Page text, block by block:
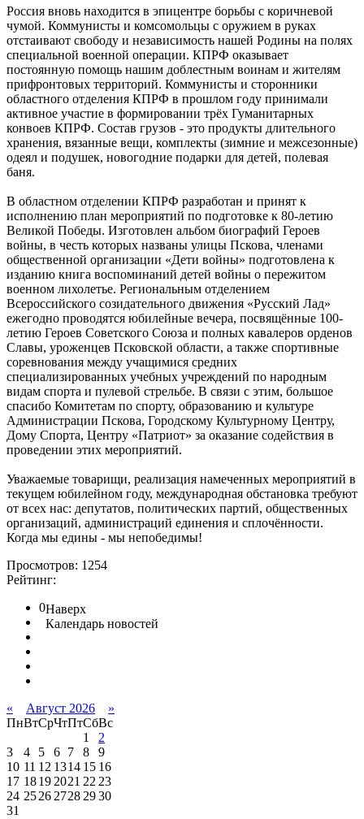
Россия вновь находится в эпицентре борьбы с коричневой
чумой. Коммунисты и комсомольцы с оружием в руках
отстаивают свободу и независимость нашей Родины на полях
специальной военной операции. КПРФ оказывает
постоянную помощь нашим доблестным воинам и жителям
прифронтовых территорий. Коммунисты и сторонники
областного отделения КПРФ в прошлом году принимали
активное участие в формировании трёх Гуманитарных
конвоев КПРФ. Состав грузов - это продукты длительного
хранения, вязанные вещи, комплекты (зимние и межсезонные)
одеял и подушек, новогодние подарки для детей, полевая
баня.
В областном отделении КПРФ разработан и принят к
исполнению план мероприятий по подготовке к 80-летию
Великой Победы. Изготовлен альбом биографий Героев
войны, в честь которых названы улицы Пскова, членами
общественной организации «Дети войны» подготовлена к
изданию книга воспоминаний детей войны о пережитом
военном лихолетье. Региональным отделением
Всероссийского созидательного движения «Русский Лад»
ежегодно проводятся юбилейные вечера, посвящённые 100-
летию Героев Советского Союза и полных кавалеров орденов
Славы, уроженцев Псковской области, а также спортивные
соревнования между учащимися средних
специализированных учебных учреждений по народным
видам спорта и пулевой стрельбе. В связи с этим, большое
спасибо Комитетам по спорту, образованию и культуре
Администрации Пскова, Городскому Культурному Центру,
Дому Спорта, Центру «Патриот» за оказание содействия в
проведении этих мероприятий.
Уважаемые товарищи, реализация намеченных мероприятий в
текущем юбилейном году, международная обстановка требуют
от всех нас: депутатов, политических партий, общественных
организаций, администраций единения и сплочённости.
Когда мы едины - мы непобедимы!
Просмотров: 1254
Рейтинг:
0Наверх
Календарь новостей
« Август 2026
»
ПнВтСрЧтПтСбВс
1
2
3
4 5 6 7 8
9
10 11 12 1314 15 16
17 18192021 2223
24 252627282930
31